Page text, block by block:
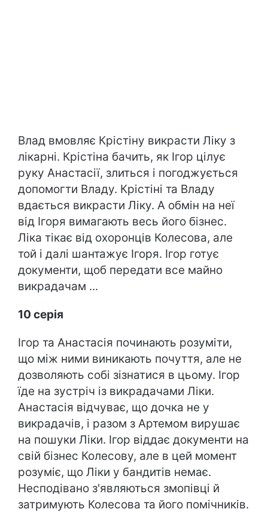
Влад вмовляє Крістіну викрасти Ліку з
лікарні. Крістіна бачить, як Ігор цілує
руку Анастасії, злиться і погоджується
допомогти Владу. Крістіні та Владу
вдається викрасти Ліку. А обмін на неї
від Ігоря вимагають весь його бізнес.
Ліка тікає від охоронців Колесова, але
той і далі шантажує Ігоря. Ігор готує
документи, щоб передати все майно
викрадачам ...
10 серія
Ігор та Анастасія починають розуміти,
що між ними виникають почуття, але не
дозволяють собі зізнатися в цьому. Ігор
їде на зустріч із викрадачами Ліки.
Анастасія відчуває, що дочка не у
викрадачів, і разом з Артемом вирушає
на пошуки Ліки. Ігор віддає документи на
свій бізнес Колесову, але в цей момент
розуміє, що Ліки у бандитів немає.
Несподівано з'являються змопівці й
затримують Колесова та його помічників.